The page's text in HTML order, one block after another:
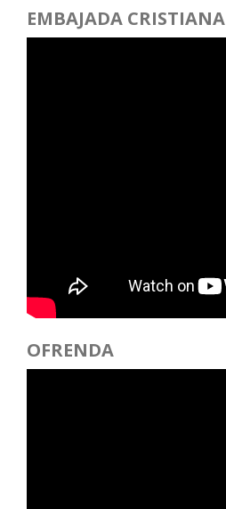
EMBAJADA CRISTIANA
OFRENDA